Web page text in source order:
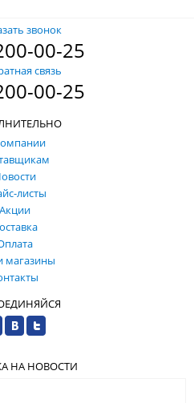
звонок
00-25
связь
00-25
листы
Акции
магазины
НА НОВОСТИ